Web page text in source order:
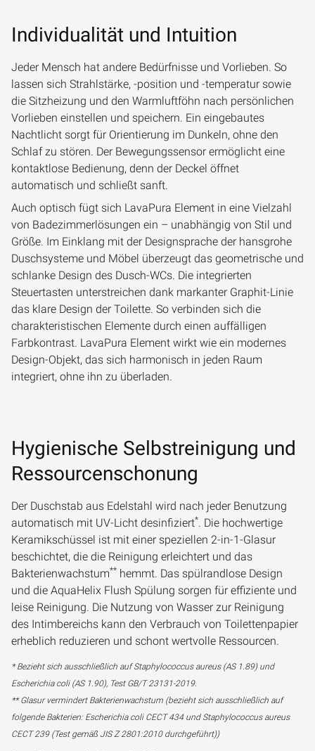
Individualität und Intuition
Jeder Mensch hat andere Bedürfnisse und Vorlieben. So
lassen sich Strahlstärke, -position und -temperatur sowie
die Sitzheizung und den Warmluftföhn nach persönlichen
Vorlieben einstellen und speichern. Ein eingebautes
Nachtlicht sorgt für Orientierung im Dunkeln, ohne den
Schlaf zu stören. Der Bewegungssensor ermöglicht eine
kontaktlose Bedienung, denn der Deckel öffnet
automatisch und schließt sanft.
Auch optisch fügt sich LavaPura Element in eine Vielzahl
von Badezimmerlösungen ein – unabhängig von Stil und
Größe. Im Einklang mit der Designsprache der hansgrohe
Duschsysteme und Möbel überzeugt das geometrische und
schlanke Design des Dusch-WCs. Die integrierten
Steuertasten unterstreichen dank markanter Graphit-Linie
das klare Design der Toilette. So verbinden sich die
charakteristischen Elemente durch einen auffälligen
Farbkontrast. LavaPura Element wirkt wie ein modernes
Design-Objekt, das sich harmonisch in jeden Raum
integriert, ohne ihn zu überladen.
Hygienische Selbstreinigung und
Ressourcenschonung
Der Duschstab aus Edelstahl wird nach jeder Benutzung
automatisch mit UV-Licht desinfiziert*. Die hochwertige
Keramikschüssel ist mit einer speziellen 2-in-1-Glasur
beschichtet, die die Reinigung erleichtert und das
Bakterienwachstum** hemmt. Das spülrandlose Design
und die AquaHelix Flush Spülung sorgen für effiziente und
leise Reinigung. Die Nutzung von Wasser zur Reinigung
des Intimbereichs kann den Verbrauch von Toilettenpapier
erheblich reduzieren und schont wertvolle Ressourcen.
* Bezieht sich ausschließlich auf Staphylococcus aureus (AS 1.89) und
Escherichia coli (AS 1.90), Test GB/T 23131-2019.
** Glasur vermindert Bakterienwachstum (bezieht sich ausschließlich auf
folgende Bakterien: Escherichia coli CECT 434 und Staphylococcus aureus
CECT 239 (Test gemäß JIS Z 2801:2010 durchgeführt))